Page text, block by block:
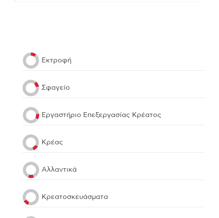
Εκτροφή
Σφαγείο
Εργαστήριο Επεξεργασίας Κρέατος
Κρέας
Αλλαντικά
Κρεατοσκευάσματα